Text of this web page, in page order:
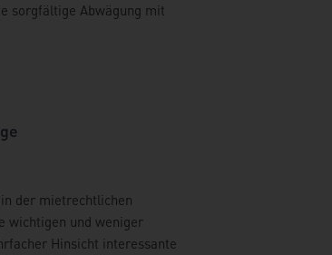
sorgfältige Abwägung mit
der mietrechtlichen
wichtigen und weniger
Hinsicht interessante